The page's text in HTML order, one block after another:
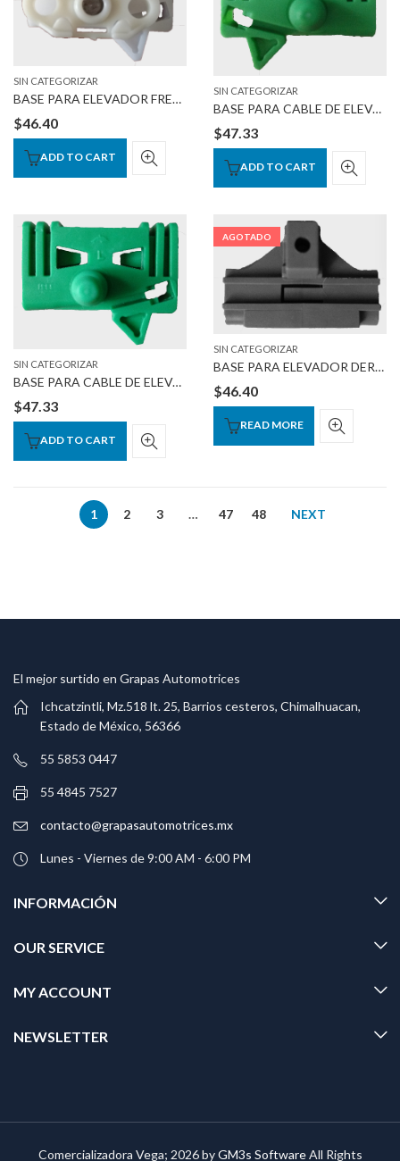
SIN CATEGORIZAR
BASE PARA ELEVADOR FRENTE IZQ. OPEL
$46.40
ADD TO CART
SIN CATEGORIZAR
BASE PARA CABLE DE ELEVADOR DER.
$47.33
ADD TO CART
SIN CATEGORIZAR
BASE PARA CABLE DE ELEVADOR IZQ
$47.33
ADD TO CART
AGOTADO
SIN CATEGORIZAR
BASE PARA ELEVADOR DER-IZQ
$46.40
READ MORE
1 2 3 … 47 48 NEXT
El mejor surtido en Grapas Automotrices
Ichcatzintli, Mz.518 lt. 25, Barrios cesteros, Chimalhuacan,
Estado de México, 56366
55 5853 0447
55 4845 7527
contacto@grapasautomotrices.mx
Lunes - Viernes de 9:00 AM - 6:00 PM
INFORMACIÓN
OUR SERVICE
MY ACCOUNT
NEWSLETTER
Comercializadora Vega; 2026 byGM3s SoftwareAll Rights